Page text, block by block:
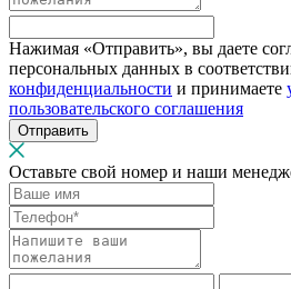
Нажимая «Отправить», вы даете
персональных данных в
конфиденциальности и принимаете
пользовательского соглашения
Отправить
Оставьте свой номер и наши